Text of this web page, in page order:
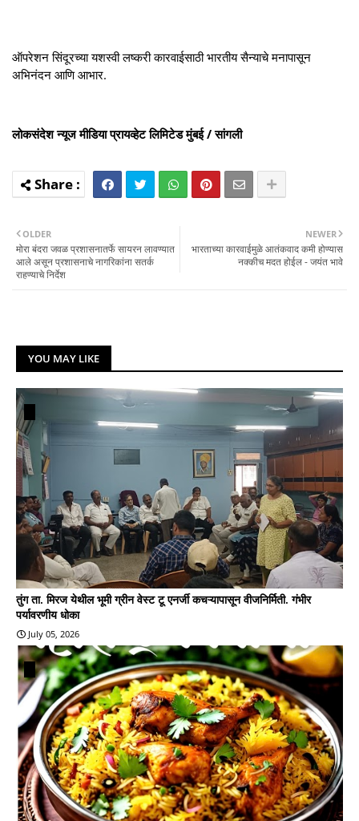
ऑपरेशन सिंदूरच्या यशस्वी लष्करी कारवाईसाठी भारतीय सैन्याचे मनापासून
अभिनंदन आणि आभार.
लोकसंदेश न्यूज मीडिया प्रायव्हेट लिमिटेड मुंबई / सांगली
NEWER
भारताच्या कारवाईमुळे आतंकवाद कमी होण्यास
नक्कीच मदत होईल - जयंत भावे
OLDER
मोरा बंदरा जवळ प्रशासनातर्फे सायरन लावण्यात
आले असून प्रशासनाचे नागरिकांना सतर्क
राहण्याचे निर्देश
YOU MAY LIKE
तुंग ता. मिरज येथील भूमी ग्रीन वेस्ट टू एनर्जी कचऱ्यापासून वीजनिर्मिती. गंभीर
पर्यावरणीय धोका
July 05, 2026